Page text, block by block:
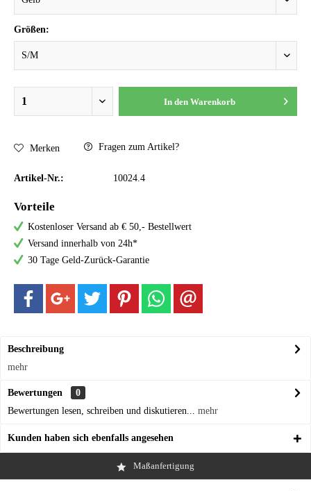
Größen:
In den Warenkorb
Merken Fragen zum Artikel?
Artikel-Nr.: 10024.4
Vorteile
Kostenloser Versand ab € 50,- Bestellwert
Versand innerhalb von 24h*
30 Tage Geld-Zurück-Garantie
Beschreibung
mehr
Bewertungen
0
Bewertungen lesen, schreiben und diskutieren... mehr
Kunden haben sich ebenfalls angesehen
Maßanfertigung